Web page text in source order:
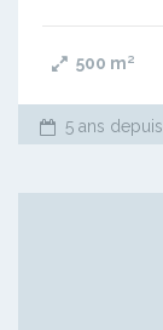
500 m²
5 ans depuis